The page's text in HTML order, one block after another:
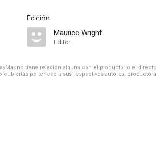
Edición
Maurice Wright
Editor
no tiene relación alguna con el productor o el
cubiertas pertenece a sus respectivos autores,